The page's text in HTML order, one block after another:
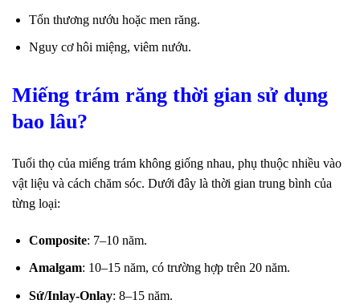
Tổn thương nướu hoặc men răng.
Nguy cơ hôi miệng, viêm nướu.
Miếng trám răng thời gian sử dụng
bao lâu?
Tuổi thọ của miếng trám không giống nhau, phụ thuộc nhiều vào
vật liệu và cách chăm sóc. Dưới đây là thời gian trung bình của
từng loại:
Composite: 7–10 năm.
Amalgam: 10–15 năm, có trường hợp trên 20 năm.
Sứ/Inlay-Onlay: 8–15 năm.